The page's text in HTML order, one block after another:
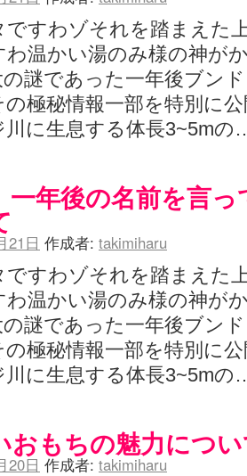
ですわゾそれを踏まえた
わ温かい湯のみ様の神が
謎であった一年後ブン
極秘情報一部を特別に
川に生息する体長3~5m
一年後の名前を言
21日 作成者: takimiharu
ですわゾそれを踏まえた
わ温かい湯のみ様の神が
謎であった一年後ブン
極秘情報一部を特別に
川に生息する体長3~5m
おもちの魅力につ
20日 作成者: takimiharu